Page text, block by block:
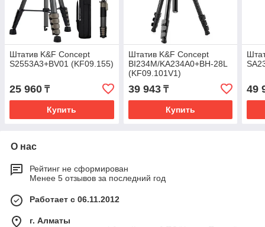
Штатив K&F Concept
S2553A3+BV01 (KF09.155)
25 960 ₸
Купить
Штатив K&F Concept
BI234M/KA234A0+BH-28L
(KF09.101V1)
39 943₸
Купить
49
О нас
Рейтинг не сформирован
Менее 5 отзывов за последний год
Работает с 06.11.2012
г. Алматы